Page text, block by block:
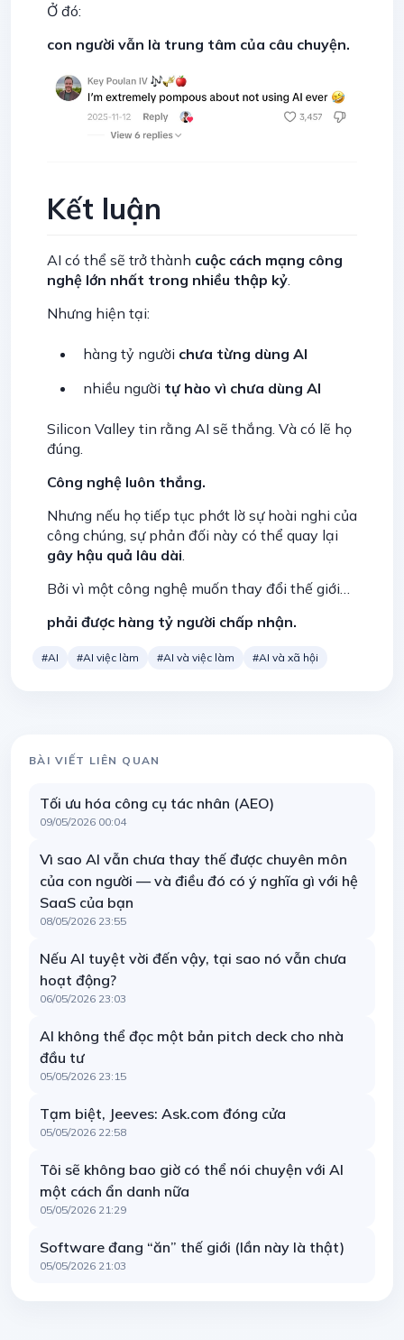
Ở đó:
con người vẫn là trung tâm của câu chuyện.
Kết luận
AI có thể sẽ trở thành cuộc cách mạng công
nghệ lớn nhất trong nhiều thập kỷ
Nhưng hiện tại:
hàng tỷ người chưa từng dùng AI
nhiều người tự hào vì chưa dùng AI
Silicon Valley tin rằng AI sẽ thắng. Và có lẽ họ
đúng.
Công nghệ luôn thắng.
Nhưng nếu họ tiếp tục phớt lờ sự hoài nghi của
công chúng, sự phản đối này có thể quay lại
gây hậu quả lâu dài
Bởi vì một công nghệ muốn thay đổi thế giới…
phải được hàng tỷ người chấp nhận.
#AI #AI việc làm #AI và việc làm #AI và xã hội
BÀI VIẾT LIÊN QUAN
Tối ưu hóa công cụ tác nhân (AEO)
09/05/2026 00:04
Vì sao AI vẫn chưa thay thế được chuyên môn
của con người — và điều đó có ý nghĩa gì với hệ
SaaS của bạn
08/05/2026 23:55
Nếu AI tuyệt vời đến vậy, tại sao nó vẫn chưa
hoạt động?
06/05/2026 23:03
AI không thể đọc một bản pitch deck cho nhà
đầu tư
05/05/2026 23:15
Tạm biệt, Jeeves: Ask.com đóng cửa
05/05/2026 22:58
Tôi sẽ không bao giờ có thể nói chuyện với AI
một cách ẩn danh nữa
05/05/2026 21:29
Software đang “ăn” thế giới (lần này là thật)
05/05/2026 21:03